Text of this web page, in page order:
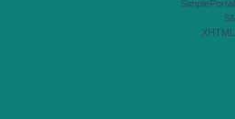
XHTML